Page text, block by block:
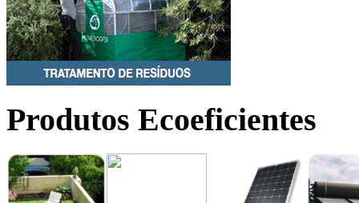
Produtos Ecoeficientes